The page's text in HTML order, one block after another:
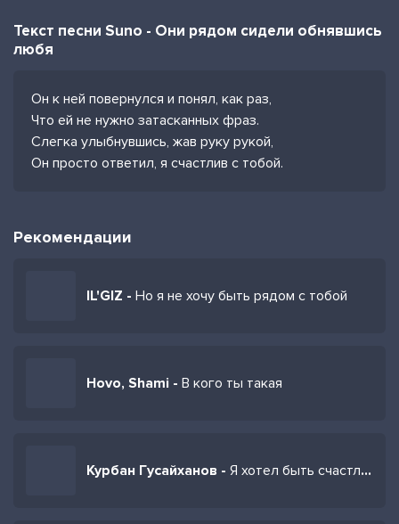
Текст песни Suno - Они рядом сидели обнявшись
любя
Он к ней повернулся и понял, как раз,
Что ей не нужно затасканных фраз.
Слегка улыбнувшись, жав руку рукой,
Он просто ответил, я счастлив с тобой.
Рекомендации
IL'GIZ - Но я не хочу быть рядом с тобой
Hovo, Shami - В кого ты такая
Курбан Гусайханов - Я хотел быть счастлив с тобою